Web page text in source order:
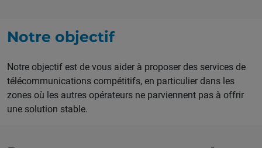
Notre objectif
Notre objectif est de vous aider à proposer des services de
télécommunications compétitifs, en particulier dans les
zones où les autres opérateurs ne parviennent pas à offrir
une solution stable.